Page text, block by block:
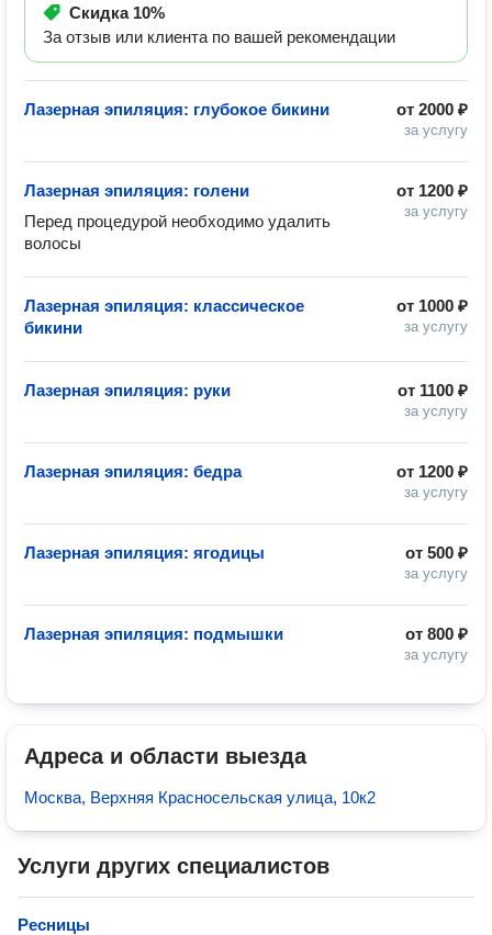
Скидка 10%
За отзыв или клиента по вашей рекомендации
от 2000 ₽
за услугу
Лазерная эпиляция: глубокое бикини
от 1200 ₽
за услугу
Лазерная эпиляция: голени
Перед процедурой необходимо удалить
волосы
от 1000 ₽
за услугу
Лазерная эпиляция: классическое
бикини
от 1100 ₽
за услугу
Лазерная эпиляция: руки
от 1200 ₽
за услугу
Лазерная эпиляция: бедра
от 500 ₽
за услугу
Лазерная эпиляция: ягодицы
от 800 ₽
за услугу
Лазерная эпиляция: подмышки
Адреса и области выезда
Москва, Верхняя Красносельская улица, 10к2
Услуги других специалистов
Ресницы